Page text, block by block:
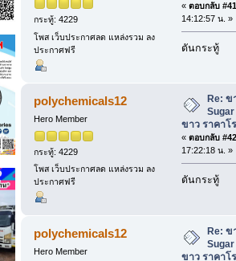
กระทู้: 4229
โพส เว็บประกาศลด แหล่งรวม ลง
ประกาศฟรี
« ตอบกลับ
14:12:57 น. »
ดันกระทู้
polychemicals12
Hero Member
กระทู้: 4229
โพส เว็บประกาศลด แหล่งรวม ลง
ประกาศฟรี
Re: ข
ขาว ราคาโ
« ตอบกลับ
17:22:18 น. »
ดันกระทู้
polychemicals12
Hero Member
Re: ข
ขาว ราคาโ